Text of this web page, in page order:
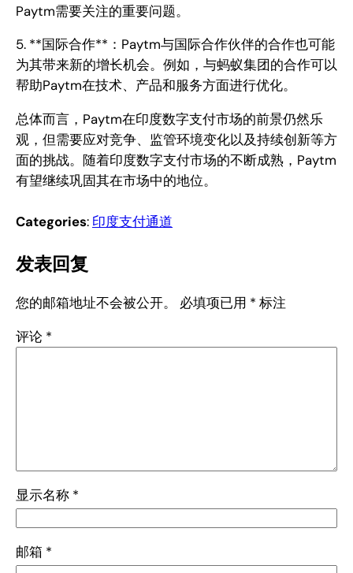
Paytm需要关注的重要问题。
5. **国际合作**：Paytm与国际合作伙伴的合作也可能
为其带来新的增长机会。例如，与蚂蚁集团的合作可以
帮助Paytm在技术、产品和服务方面进行优化。
总体而言，Paytm在印度数字支付市场的前景仍然乐
观，但需要应对竞争、监管环境变化以及持续创新等方
面的挑战。随着印度数字支付市场的不断成熟，Paytm
有望继续巩固其在市场中的地位。
Categories: 印度支付通道
发表回复
您的邮箱地址不会被公开。 必填项已用 * 标注
评论 *
显示名称 *
邮箱 *